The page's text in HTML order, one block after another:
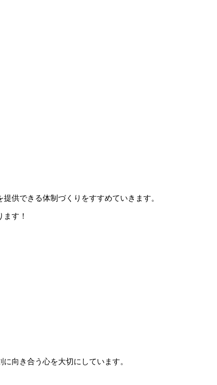
供できる体制づくりをすすめていきます。
す！
向き合う心を大切にしています。